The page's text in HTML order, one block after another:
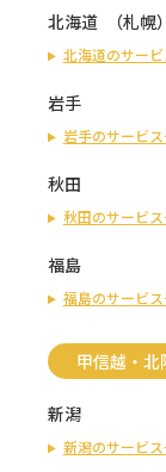
北海道 （札幌）
北海道のサー
岩手
岩手のサービ
秋田
秋田のサービ
福島
福島のサービ
甲信越・北
新潟
新潟のサービ